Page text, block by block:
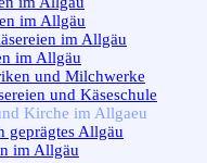
im Allgäu
im Allgäu
im Allgäu
und Milchwerke
und Käseschule
Kirche im Allgaeu
geprägtes Allgäu
im Allgäu